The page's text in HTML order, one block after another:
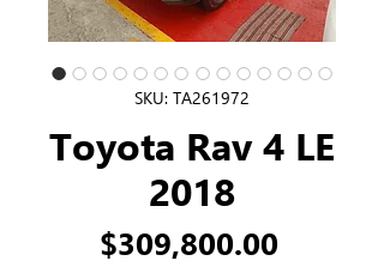
SKU: TA261972
Toyota Rav 4 LE
2018
$309,800.00